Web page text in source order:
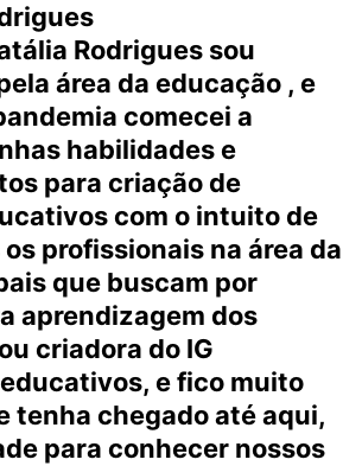
Rodrigues sou
área da educação , e
comecei a
habilidades e
para criação de
com o intuito de
profissionais na área da
que buscam por
aprendizagem dos
criadora do IG
e fico muito
tenha chegado até aqui,
para conhecer nossos